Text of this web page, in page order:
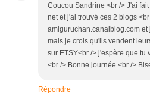
Coucou Sandrine <br /> J'ai
net et j'ai trouvé ces 2 blogs
amiguruchan.canalblog.com
mais je crois qu'ils vendent
sur ETSY<br /> j'espère que tu
<br /> Bonne journée <br />
Répondre